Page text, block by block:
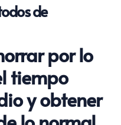
de
por lo
tiempo
y obtener